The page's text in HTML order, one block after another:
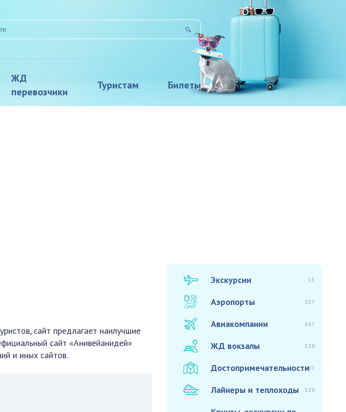
ЖД
перевозчики
Туристам Билеты
сайт предлагает наилучшие
сайт «Анивейанидей»
и иных сайтов.
Экскурсии 15
Аэропорты 327
Авиакомпании 167
ЖД вокзалы 138
Достопримечательности937
Лайнеры и теплоходы 120